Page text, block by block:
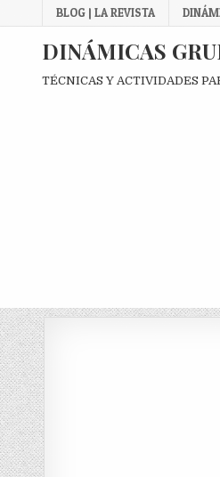
to
BLOG | LA REVISTA
DINÁMICAS
TÉCNICAS Y ACTIVIDADES